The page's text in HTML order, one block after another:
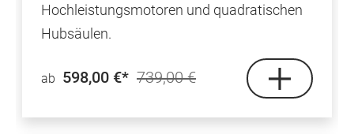
Hochleistungsmotoren und quadratischen
Hubsäulen.
ab 598,00 €* 739,00 €